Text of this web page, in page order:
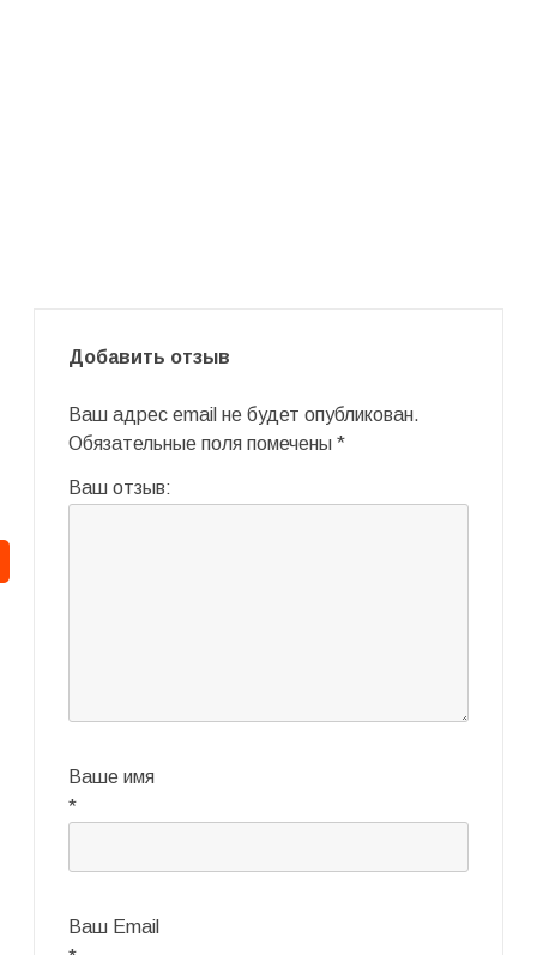
Добавить отзыв
Ваш адрес email не будет опубликован.
Обязательные поля помечены *
Ваш отзыв:
Ваше имя
*
Ваш Email